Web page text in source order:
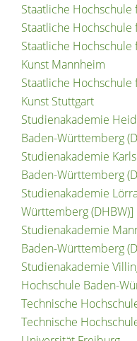
Staatliche
Staatliche Hochschule
Staatliche
Kunst Mannheim
Staatliche
Kunst Stuttgart
Studienakademie
Baden-Württemberg
Studienakademie
Baden-Württemberg
Studienakademie
Württemberg (DHBW)]
Studienakademie
Baden-Württemberg
Studienakademie
Hochschule Baden-
Technische
Technische